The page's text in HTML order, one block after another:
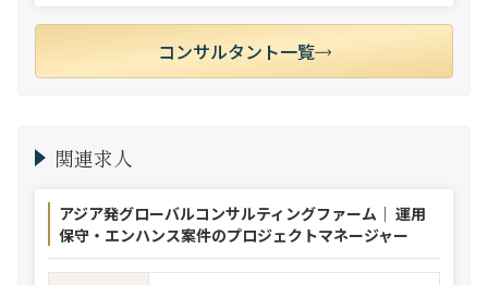
コンサルタント一覧
関連求人
アジア発グローバルコンサルティングファーム｜ 運用
保守・エンハンス案件のプロジェクトマネージャー